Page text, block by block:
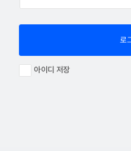
로
아이디 저장